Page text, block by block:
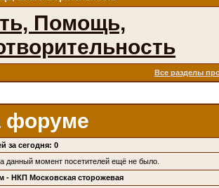
Помощь,
Все разделы
форуме
за сегодня: 0
данный момент посетителей ещё не было.
- НКП Московская сторожевая